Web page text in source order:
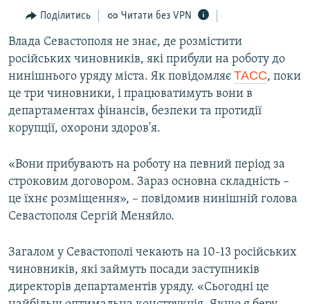
Перейти
пошуку
ПОГЛЯД
ІНТЕРВ'Ю
СПЕЦПРОЕКТИ
ДЕПОРТАЦІЯ
СВІДЧЕННЯ ОКУПАЦІЇ
УКРАЇНСЬКА ПРОБЛЕМА КРИМУ
ІНФОГРАФІКА
ЯК ОБІЙТИ БЛОКУВАННЯ
Qırımtatar
ДОЛУЧАЙСЯ!
Усі сайти RFE/RL
Поділитись Читати без VPN
Влада Севастополя не знає, де розмістити
російських чиновників, які прибули на роботу до
нинішнього уряду міста. Як повідомляє ТАСС, поки
це три чиновники, і працюватимуть вони в
департаментах фінансів, безпеки та протидії
корупції, охорони здоров'я.
«Вони прибувають на роботу на певний період за
строковим договором. Зараз основна складність –
це їхнє розміщення», – повідомив нинішній голова
Севастополя Сергій Меняйло.
Загалом у Севастополі чекають на 10-13 російських
чиновників, які займуть посади заступників
директорів департаментів уряду. «Сьогодні це